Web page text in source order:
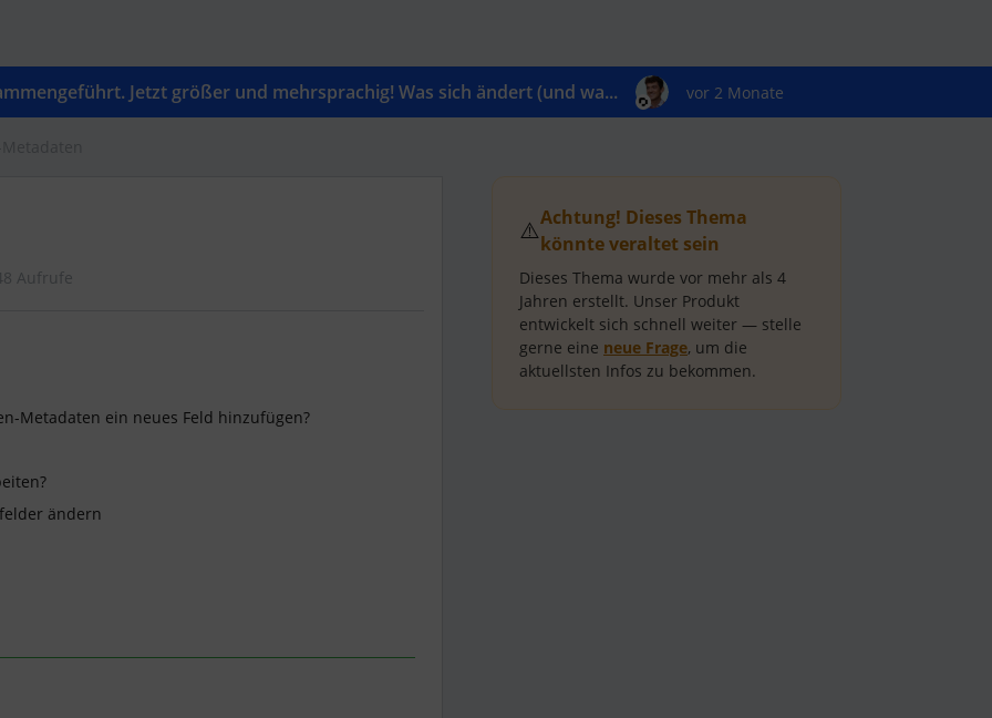
Jetzt größer und mehrsprachig! Was sich ändert (und wa... vor 2 Monate
Aufrufe
Metadaten ein neues Feld hinzufügen?
ändern
⚠️Achtung! Dieses Thema
könnte veraltet sein
Dieses Thema wurde vor mehr als 4
Jahren erstellt. Unser Produkt
entwickelt sich schnell weiter — stelle
gerne eine neue Frage, um die
aktuellsten Infos zu bekommen.